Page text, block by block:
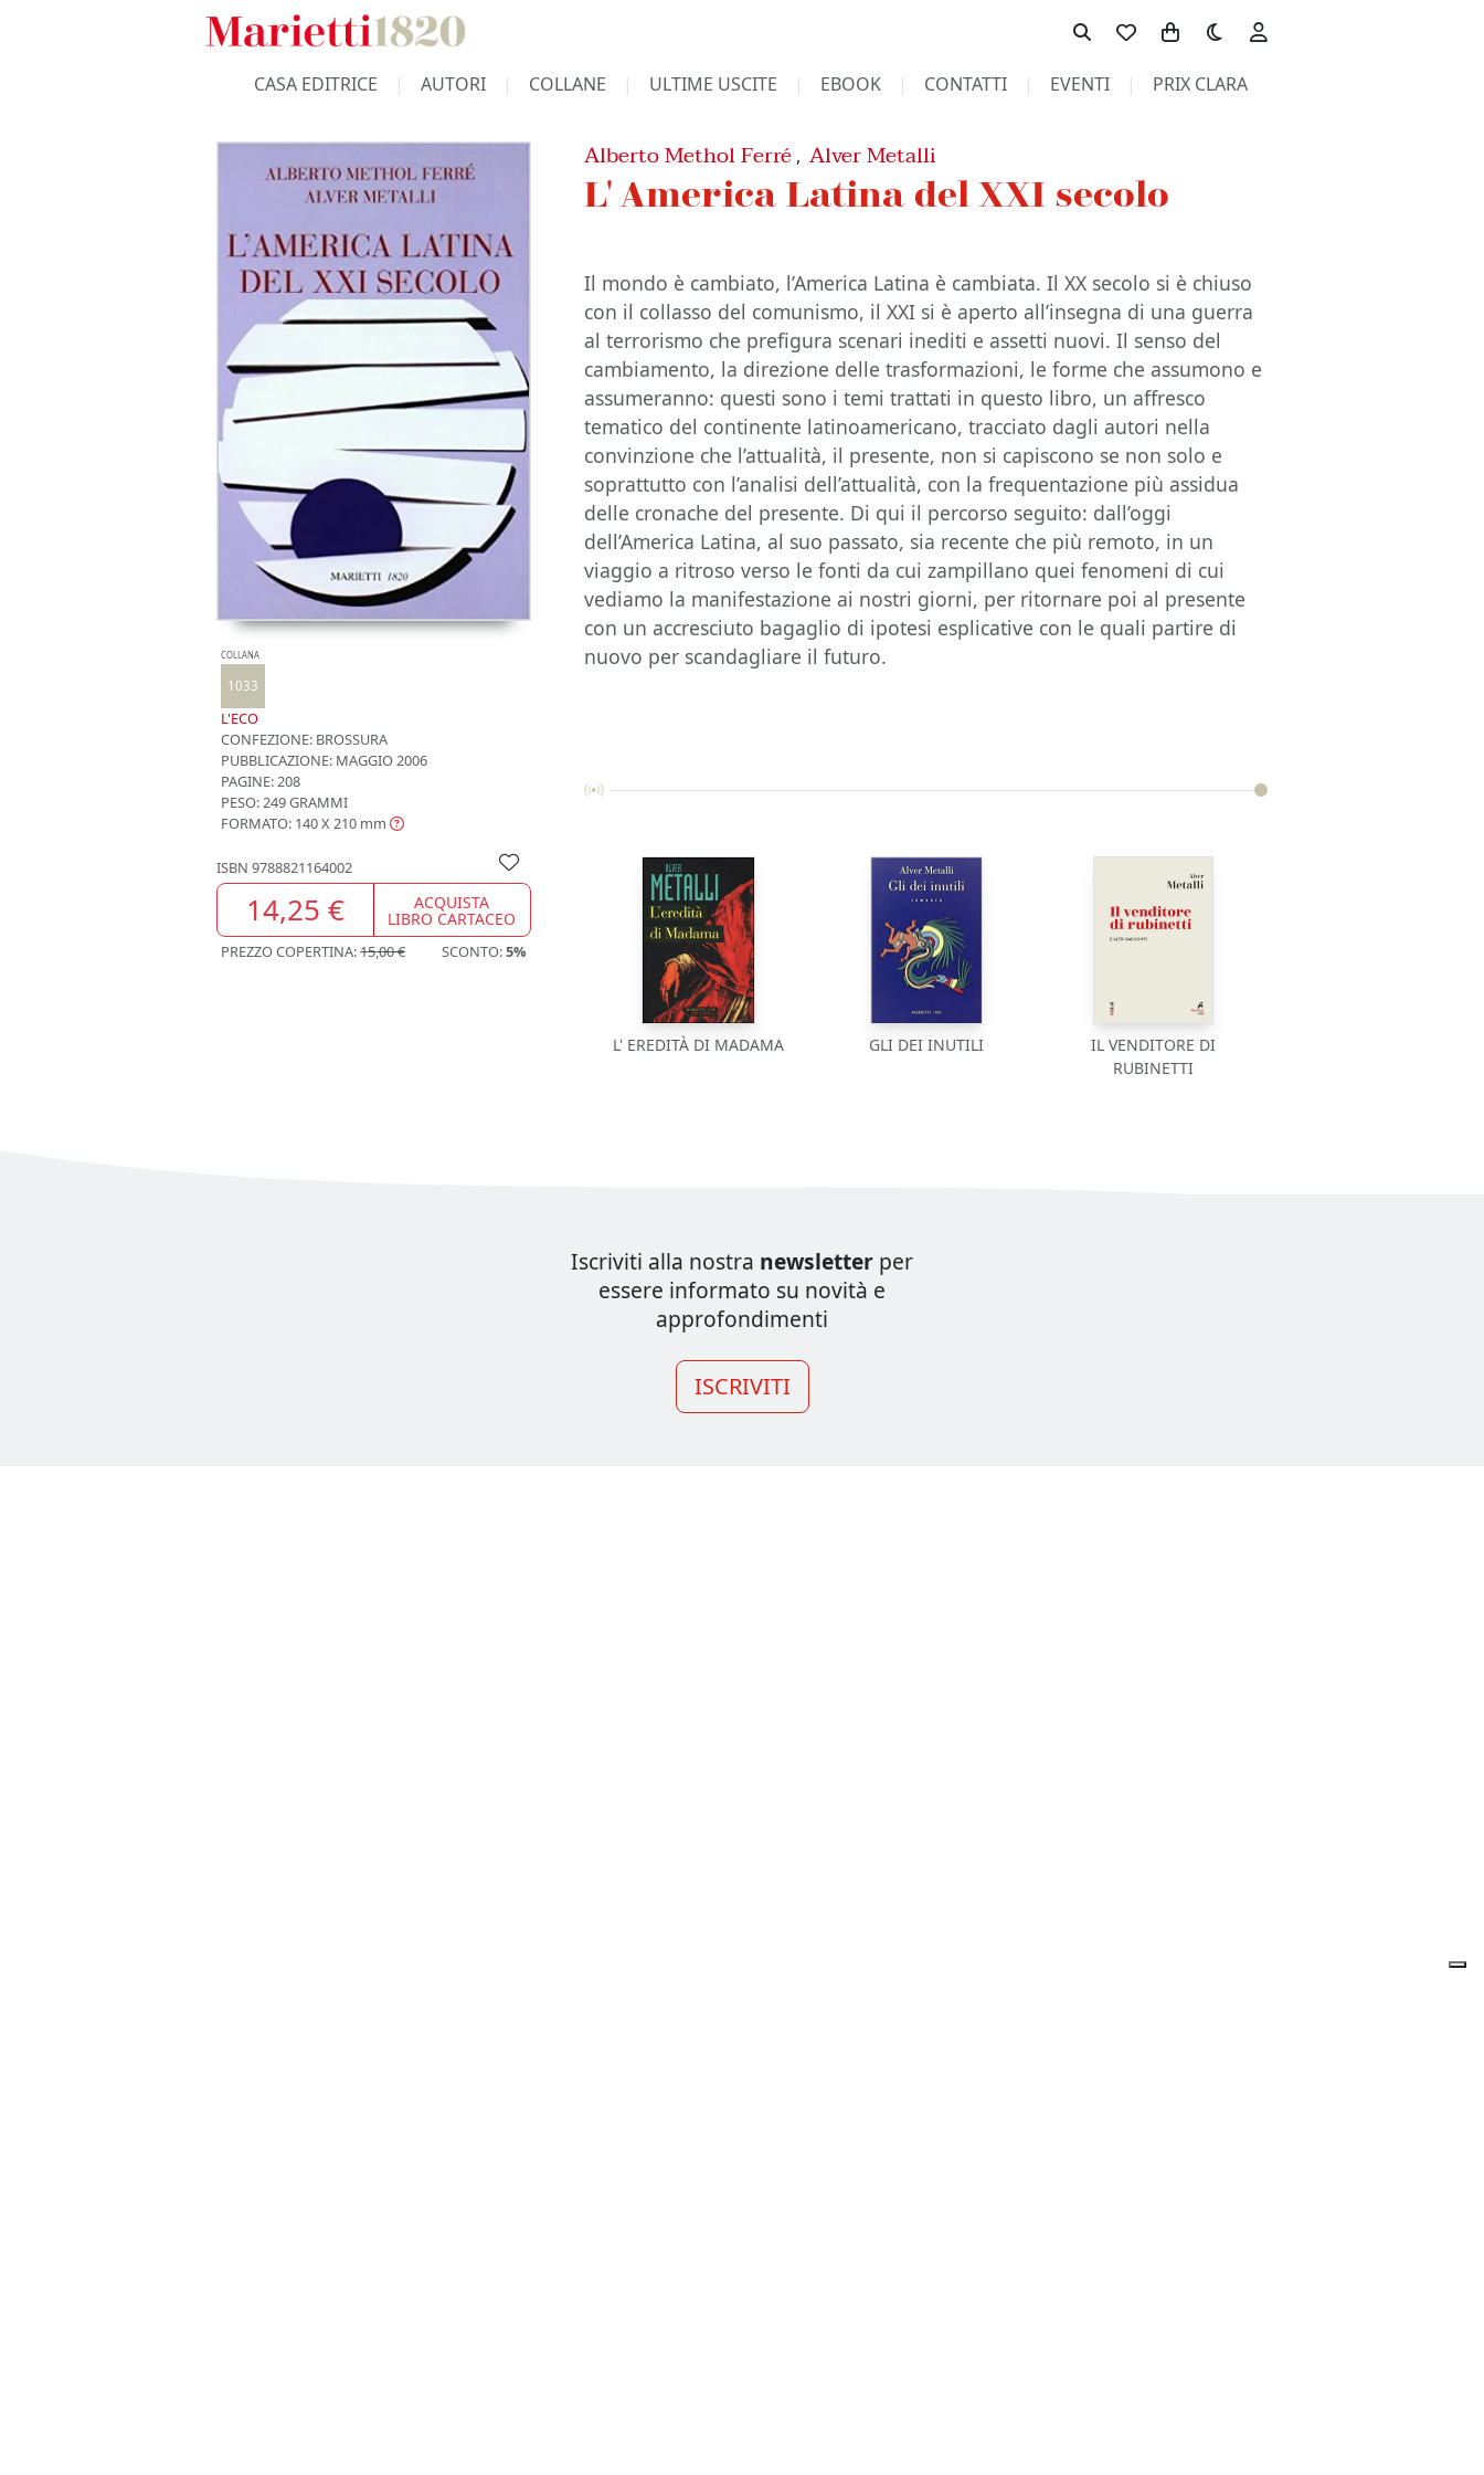
Toggle theme
CASA EDITRICE AUTORI COLLANE ULTIME USCITE EBOOK CONTATTI EVENTI PRIX CLARA
COLLANA
1033
L'ECO
CONFEZIONE: BROSSURA
PUBBLICAZIONE: MAGGIO 2006
PAGINE: 208
PESO: 249 GRAMMI
FORMATO: 140 X 210 mm
ISBN 9788821164002
14,25 € ACQUISTA
LIBRO CARTACEO
PREZZO COPERTINA:15,00 € SCONTO:5%
Alberto Methol Ferré ,Alver Metalli
L' America Latina del XXI secolo
Il mondo è cambiato, l’America Latina è cambiata. Il XX secolo si è chiuso
con il collasso del comunismo, il XXI si è aperto all’insegna di una guerra
al terrorismo che prefigura scenari inediti e assetti nuovi. Il senso del
cambiamento, la direzione delle trasformazioni, le forme che assumono e
assumeranno: questi sono i temi trattati in questo libro, un affresco
tematico del continente latinoamericano, tracciato dagli autori nella
convinzione che l’attualità, il presente, non si capiscono se non solo e
soprattutto con l’analisi dell’attualità, con la frequentazione più assidua
delle cronache del presente. Di qui il percorso seguito: dall’oggi
dell’America Latina, al suo passato, sia recente che più remoto, in un
viaggio a ritroso verso le fonti da cui zampillano quei fenomeni di cui
vediamo la manifestazione ai nostri giorni, per ritornare poi al presente
con un accresciuto bagaglio di ipotesi esplicative con le quali partire di
nuovo per scandagliare il futuro.
L' EREDITÀ DI MADAMA GLI DEI INUTILI
IL VENDITORE DI
RUBINETTI
Iscriviti alla nostra newsletter per
essere informato su novità e
approfondimenti
ISCRIVITI